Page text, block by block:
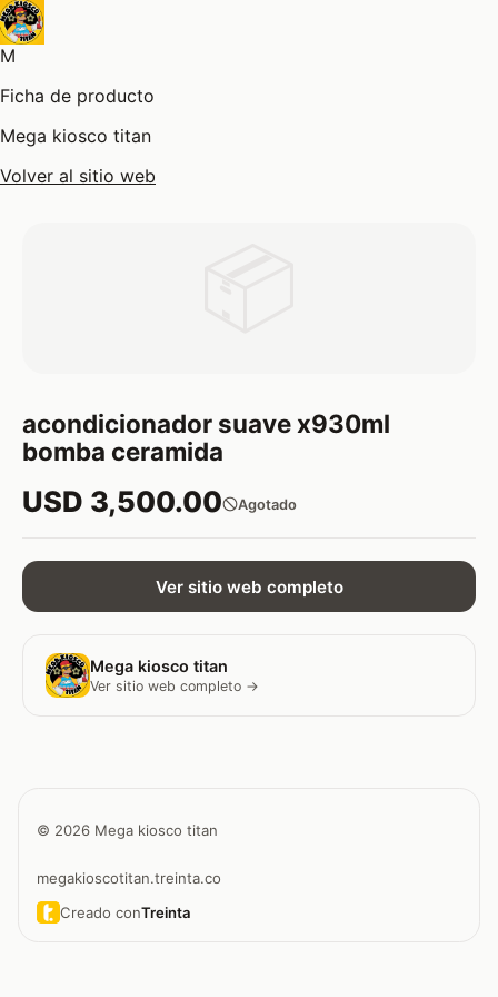
M
Ficha de producto
Mega kiosco titan
Volver al sitio web
acondicionador suave x930ml
bomba ceramida
USD 3,500.00 Agotado
Ver sitio web completo
Mega kiosco titan
Ver sitio web completo →
© 2026 Mega kiosco titan
megakioscotitan.treinta.co
Creado conTreinta